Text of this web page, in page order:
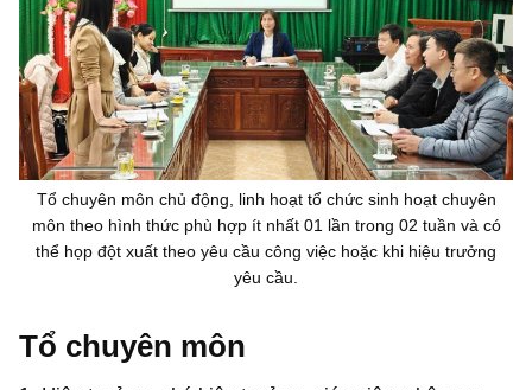
Tổ chuyên môn chủ động, linh hoạt tổ chức sinh hoạt chuyên
môn theo hình thức phù hợp ít nhất 01 lần trong 02 tuần và có
thể họp đột xuất theo yêu cầu công việc hoặc khi hiệu trưởng
yêu cầu.
Tổ chuyên môn